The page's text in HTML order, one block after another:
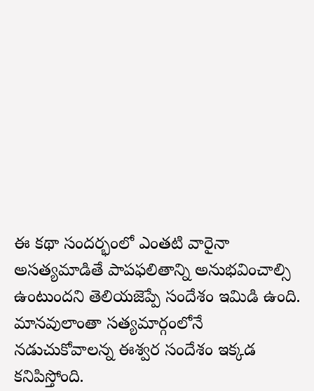
ఈ కథా సందర్భంలో ఎంతటి వారైనా
అసత్యమాడితే పాపఫలితాన్ని అనుభవించాల్సి
ఉంటుందని తెలియజెప్పే సందేశం ఇమిడి ఉంది.
మానవులాంతా సత్యమార్గంలోనే
నడుచుకోవాలన్న ఈశ్వర సందేశం ఇక్కడ
కనిపిస్తోంది.